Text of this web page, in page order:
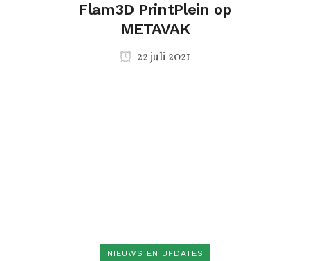
Flam3D PrintPlein op
METAVAK
22 juli 2021
NIEUWS EN UPDATES